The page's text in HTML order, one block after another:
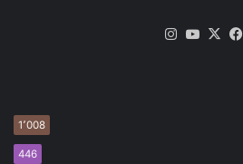
فيسبوك
‫X
‫YouTube
1٬008
446